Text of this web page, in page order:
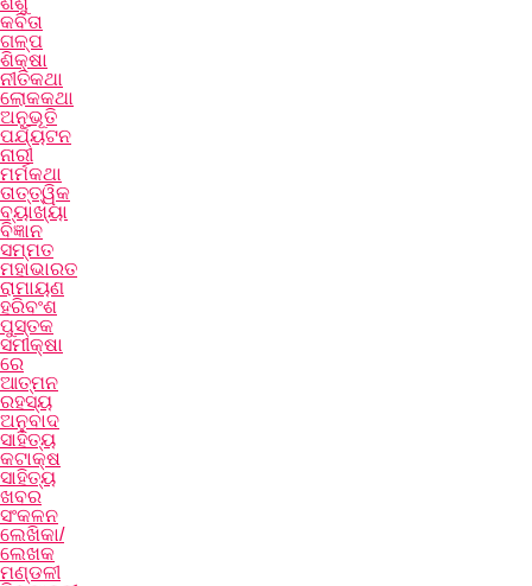
କବିତା
ଗଳ୍ପ
ଶିକ୍ଷା
ନୀତିକଥା
ଲୋକକଥା
ଅନୁଭୂତି
ପର୍ଯ୍ୟଟନ
ନାରୀ
ମର୍ମକଥା
ତାତ୍ତ୍ୱିକ
ବ୍ୟାଖ୍ୟା
ବିଜ୍ଞାନ
ସମ୍ମତ
ମହାଭାରତ
ରାମାୟଣ
ହରିବଂଶ
ପୁସ୍ତକ
ସମୀକ୍ଷା
ରେ
ଆତ୍ମନ
ରହସ୍ୟ
ଅନୁବାଦ
ସାହିତ୍ୟ
କଟାକ୍ଷ
ସାହିତ୍ୟ
ଖବର
ସଂକଳନ
ଲେଖିକା/
ଲେଖକ
ମଣ୍ଡଳୀ